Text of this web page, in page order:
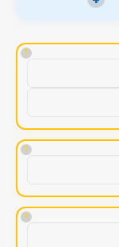
!
!
!